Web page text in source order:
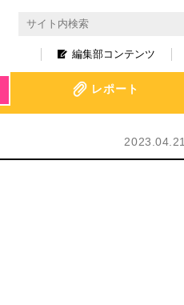
編集部コンテンツ
レポート
2023.04.21